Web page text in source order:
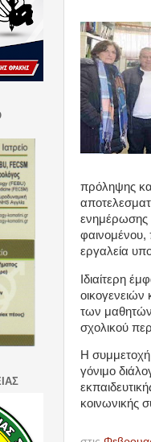
πρόληψης
ενημέρωσης
φαινομένου,
εργαλεία
Ιδιαίτερη
των μαθητών
σχολικού
Η συμμετοχή
γόνιμο
κοινωνικής